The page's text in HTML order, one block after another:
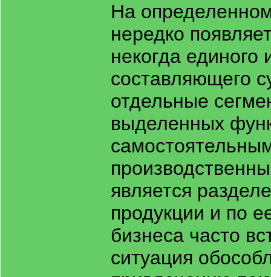
На
нередко
некогда единого
составляющего
отдельные
выделенных
является
продукции и по
бизнеса часто
ситуация